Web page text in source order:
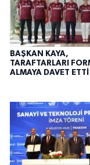
BAŞKAN KAYA,
TARAFTARLARI
ALMAYA DAVET ETTİ